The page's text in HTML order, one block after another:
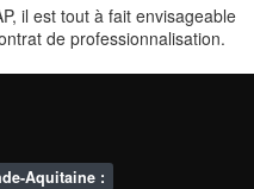
il est tout à fait envisageable
de professionnalisation.
Aquitaine :